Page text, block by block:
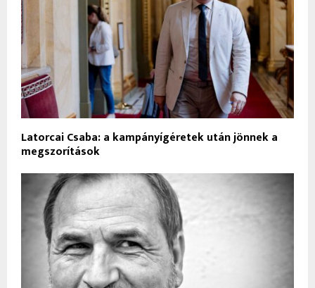
Latorcai Csaba: a kampányígéretek után jönnek a
megszorítások